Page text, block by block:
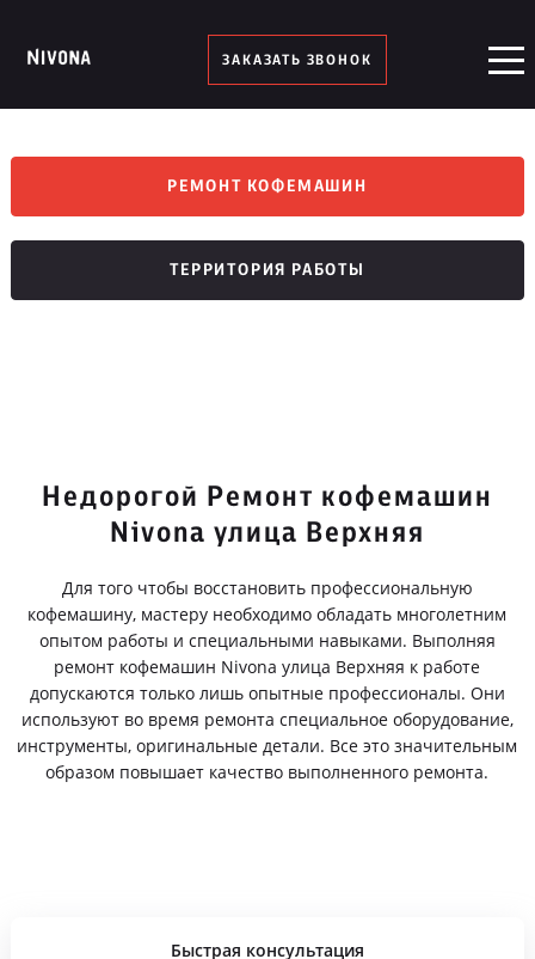
ЗАКАЗАТЬ ЗВОНОК
РЕМОНТ КОФЕМАШИН
ТЕРРИТОРИЯ РАБОТЫ
Недорогой Ремонт кофемашин
Nivona улица Верхняя
Для того чтобы восстановить профессиональную
кофемашину, мастеру необходимо обладать многолетним
опытом работы и специальными навыками. Выполняя
ремонт кофемашин Nivona улица Верхняя к работе
допускаются только лишь опытные профессионалы. Они
используют во время ремонта специальное оборудование,
инструменты, оригинальные детали. Все это значительным
образом повышает качество выполненного ремонта.
Быстрая консультация